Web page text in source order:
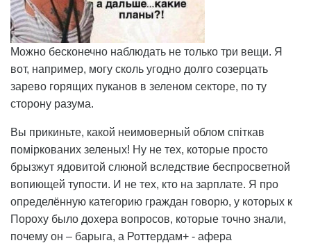
Можно бесконечно наблюдать не только три вещи. Я
вот, например, могу сколь угодно долго созерцать
зарево горящих пуканов в зеленом секторе, по ту
сторону разума.
Вы прикиньте, какой неимоверный облом спіткав
поміркованих зеленых! Ну не тех, которые просто
брызжут ядовитой слюной вследствие беспросветной
вопиющей тупости. И не тех, кто на зарплате. Я про
определённую категорию граждан говорю, у которых к
Пороху было дохера вопросов, которые точно знали,
почему он – барыга, а Роттердам+ - афера